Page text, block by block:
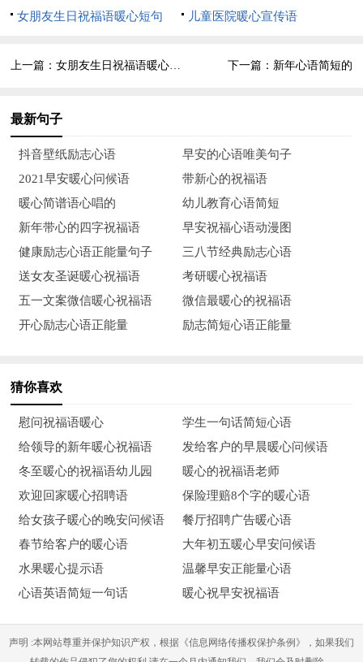
有让祝福提前上路。新年快乐！
团团圆圆闹大年；难忘今宵心情暖，送你祝福不会变；愿你美丽
远；除夕到，愿你全家团聚喜上眉梢！
10、除夕夜，阖家欢，愿君：百事可乐！万事芬达！天天娃
哈哈！月月乐百事！年年高乐高！心情似雪碧！永远都醒目！新
年快乐！
11、欢乐祥和除夕夜，神州大地闹团圆；饺子下锅快乐炸，
鞭炮点燃平安绽；辞去旧岁迎新年，迎来一年好运气；温馨可口
年夜饭，万家团圆展笑颜；祝福朋友合家欢，幸福美满乐逍遥。
12、除夕到，祝福送到，祝你把过去一年的烦恼连根
气，霉气全部赶“出”，让“喜”气，运气，福气常常围绕；祝你除
夕之夜，“处处”开心，“处处”如意，吉祥。
13、除夕到，真热闹，家家户户放鞭炮，赶走晦气和烦恼，
迎来好运和欢笑，愿你吉祥如意福星照，幸福团圆日子俏，健康
平安身边绕，添福添财心情好！
14、除夕要来到，祝福声声来报到：愿快乐常伴你左右，好
运平安在前后，幸福甜蜜绕心头，成功紧紧握在手，烦恼忧愁都
赶走。祝除夕快乐！新的一年大丰收。
辉煌创造。愿各位身体健康，阖家幸福！
女朋友生日祝福语暖心短句
儿童医院暖心宣传语
上一篇：女朋友生日祝福语暖心三年 下一篇： 新年心语简短的
最新句子
抖音壁纸励志心语
早安的心语唯美句子
2021早安暖心问候语
带新心的祝福语
暖心简谱语心唱的
幼儿教育心语简短
新年带心的四字祝福语
早安祝福心语动漫图
健康励志心语正能量句子
三八节经典励志心语
送女友圣诞暖心祝福语
考研暖心祝福语
五一文案微信暖心祝福语
微信最暖心的祝福语
开心励志心语正能量
励志简短心语正能量
猜你喜欢
慰问祝福语暖心
学生一句话简短心语
给领导的新年暖心祝福语
发给客户的早晨暖心问候语
冬至暖心的祝福语幼儿园
暖心的祝福语老师
欢迎回家暖心招聘语
保险理赔8个字的暖心语
给女孩子暖心的晚安问候语
餐厅招聘广告暖心语
春节给客户的暖心语
大年初五暖心早安问候语
水果暖心提示语
温馨早安正能量心语
心语英语简短一句话
暖心祝早安祝福语
声明 :本网站尊重并保护知识产权，根据《信息网络传播权保护条例》，如果我们